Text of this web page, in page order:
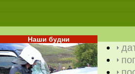
Наши будни